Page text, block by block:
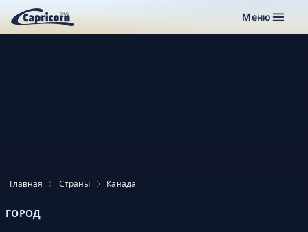
Меню
Главная Страны Канада
ГОРОД